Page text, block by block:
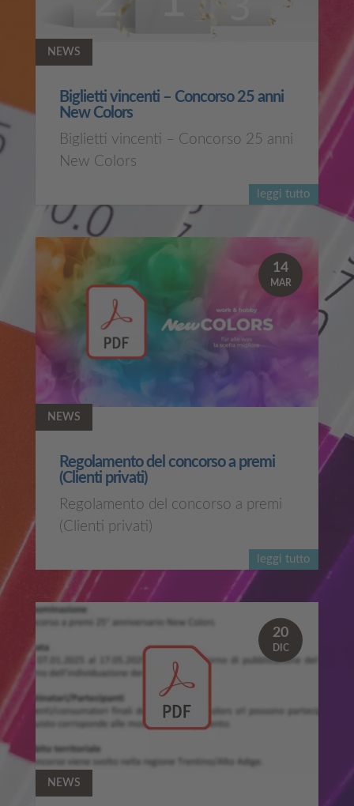
leggi tutto
Biglietti vincenti – Concorso 25 anni
New Colors
NEWS
Biglietti vincenti – Concorso 25 anni
New Colors
leggi tutto
Regolamento del concorso a premi
(Clienti privati)
NEWS
Regolamento del concorso a premi
(Clienti privati)
14
MAR
NEWS
20
DIC